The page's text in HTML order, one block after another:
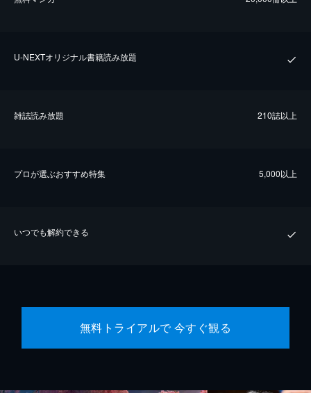
U-NEXTオリジナル書籍読み放題
雑誌読み放題 210誌以上
プロが選ぶおすすめ特集 5,000以上
いつでも解約できる
無料トライアルで 今すぐ観る